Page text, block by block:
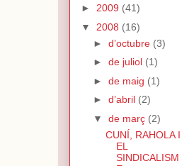
► 2009 (41)
▼ 2008 (16)
► d’octubre (3)
► de juliol (1)
► de maig (1)
► d’abril (2)
▼ de març (2)
CUNÍ, RAHOLA I
EL
SINDICALISM